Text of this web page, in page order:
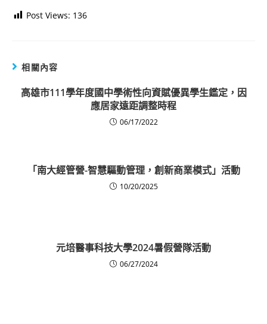
Post Views: 136
相關內容
高雄市111學年度國中學術性向資賦優異學生鑑定，因
應居家遠距調整時程
06/17/2022
「南大經管營-智慧驅動管理，創新商業模式」活動
10/20/2025
元培醫事科技大學2024暑假營隊活動
06/27/2024